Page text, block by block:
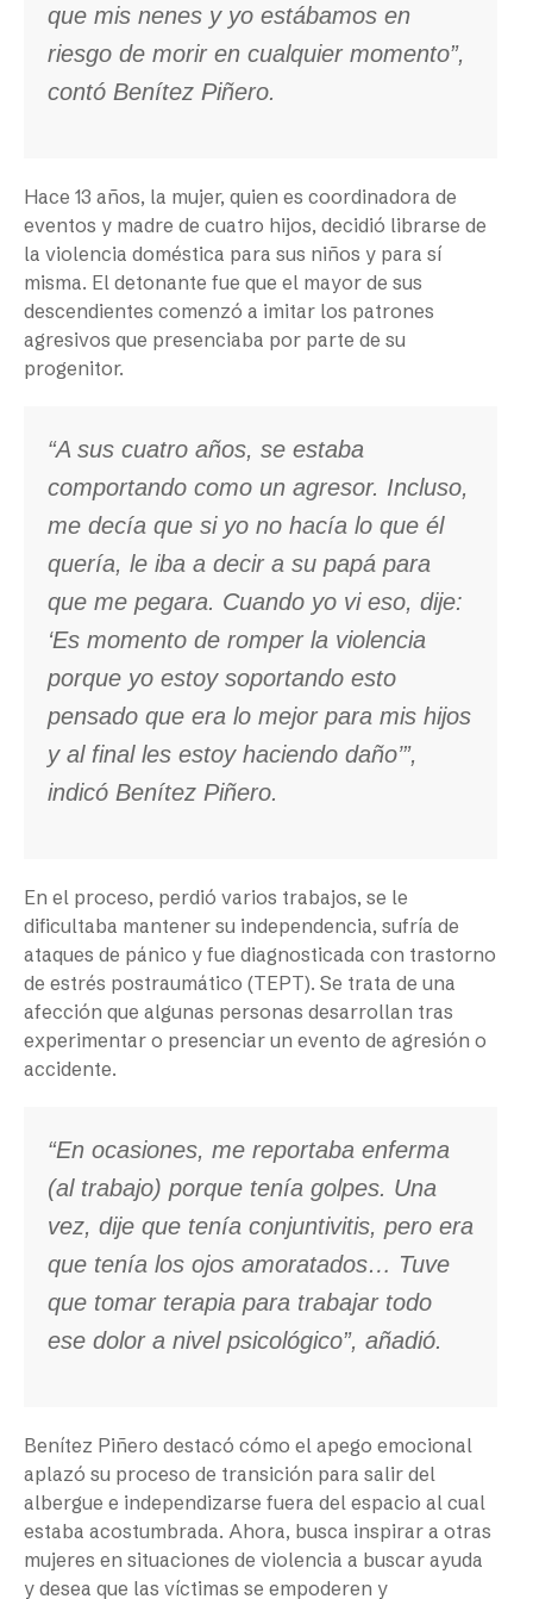
que mis nenes y yo estábamos en
riesgo de morir en cualquier momento”,
contó Benítez Piñero.
Hace 13 años, la mujer, quien es coordinadora de
eventos y madre de cuatro hijos, decidió librarse de
la violencia doméstica para sus niños y para sí
misma. El detonante fue que el mayor de sus
descendientes comenzó a imitar los patrones
agresivos que presenciaba por parte de su
progenitor.
“A sus cuatro años, se estaba
comportando como un agresor. Incluso,
me decía que si yo no hacía lo que él
quería, le iba a decir a su papá para
que me pegara. Cuando yo vi eso, dije:
‘Es momento de romper la violencia
porque yo estoy soportando esto
pensado que era lo mejor para mis hijos
y al final les estoy haciendo daño’”,
indicó Benítez Piñero.
En el proceso, perdió varios trabajos, se le
dificultaba mantener su independencia, sufría de
ataques de pánico y fue diagnosticada con trastorno
de estrés postraumático (TEPT). Se trata de una
afección que algunas personas desarrollan tras
experimentar o presenciar un evento de agresión o
accidente.
“En ocasiones, me reportaba enferma
(al trabajo) porque tenía golpes. Una
vez, dije que tenía conjuntivitis, pero era
que tenía los ojos amoratados… Tuve
que tomar terapia para trabajar todo
ese dolor a nivel psicológico”, añadió.
Benítez Piñero destacó cómo el apego emocional
aplazó su proceso de transición para salir del
albergue e independizarse fuera del espacio al cual
estaba acostumbrada. Ahora, busca inspirar a otras
mujeres en situaciones de violencia a buscar ayuda
y desea que las víctimas se empoderen y